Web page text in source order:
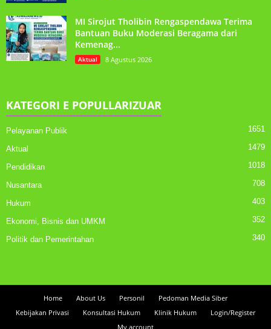
MI Sirojut Tholibin Rengaspendawa Terima
Bantuan Buku Moderasi Beragama dari
Kemenag...
Aktual 8 Agustus 2026
KATEGORI E POPULLARIZUAR
Pelayanan Publik 1651
Aktual 1479
Pendidikan 1018
Nusantara 708
Hukum 403
Ekonomi, Bisnis dan UMKM 352
Politik dan Pemerintahan 340
Home About Us Personil
Pedoman Media Siber
Kebijakan Privasi
Konsultasi Hukum Klinik Hukum
Login/Register
My account